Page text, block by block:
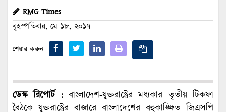
RMG Times
বৃহস্পতিবার, মে ১৮, ২০১৭
শেয়ার করুন
ডেস্ক রিপোর্ট :বাংলাদেশ-যুক্তরাষ্ট্রের মধ্যকার তৃতীয় টিকফা
বৈঠকে যুক্তরাষ্ট্রের বাজারে বাংলাদেশের বহুকাঙ্ক্ষিত জিএসপি